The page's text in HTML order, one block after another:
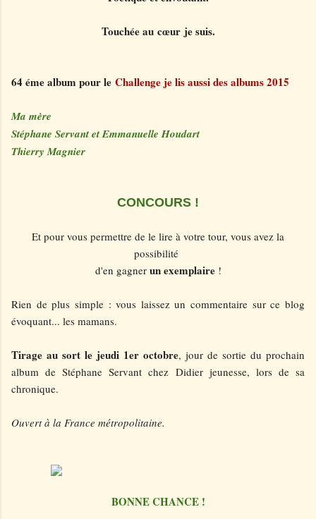
Touchée au cœur je suis.
64 éme album pour le Challenge je lis aussi des albums 2015
Ma mère
Stéphane Servant et Emmanuelle Houdart
Thierry Magnier
CONCOURS !
Et pour vous permettre de le lire à votre tour, vous avez la
possibilité
d'en gagner un exemplaire!
Rien de plus simple : vous laissez un commentaire sur ce blog
évoquant... les mamans.
Tirage au sort le jeudi 1er octobre, jour de sortie du prochain
album de Stéphane Servant chez Didier jeunesse, lors de sa
chronique.
Ouvert à la France métropolitaine.
BONNE CHANCE !